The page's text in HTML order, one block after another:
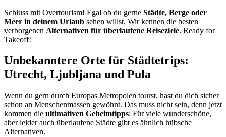
Schluss mit Overtourism! Egal ob du gerne Städte, Berge oder
Meer in deinem Urlaub sehen willst. Wir kennen die besten
verborgenen Alternativen für überlaufene Reiseziele. Ready for
Takeoff!
Unbekanntere Orte für Städtetrips:
Utrecht, Ljubljana und Pula
Wenn du gern durch Europas Metropolen tourst, hast du dich sicher
schon an Menschenmassen gewöhnt. Das muss nicht sein, denn jetzt
kommen die ultimativen Geheimtipps: Für viele wunderschöne,
aber leider auch überlaufene Städte gibt es ähnlich hübsche
Alternativen.